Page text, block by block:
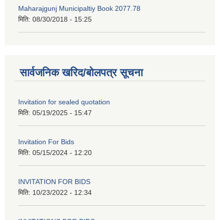
Maharajgunj Municipaltiy Book 2077.78
मिति: 08/30/2018 - 15:25
सार्वजनिक खरिद/बोलपत्र सूचना
Invitation for sealed quotation
मिति: 05/19/2025 - 15:47
Invitation For Bids
मिति: 05/15/2024 - 12:20
INVITATION FOR BIDS
मिति: 10/23/2022 - 12:34